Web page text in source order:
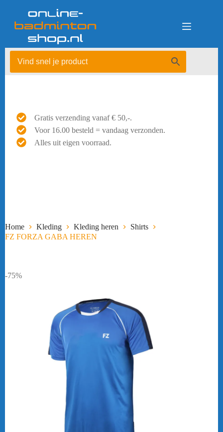
Gratis verzending vanaf € 50,-.
Voor 16.00 besteld = vandaag verzonden.
Alles uit eigen voorraad.
Home Kleding Kleding heren
Shirts
FZ FORZA GABA HEREN
-75%